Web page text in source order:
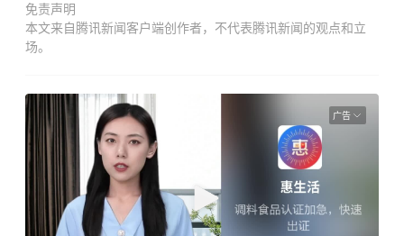
免责声明
本文来自腾讯新闻客户端创作者，不代表腾讯新闻的观点和立
场。
广告